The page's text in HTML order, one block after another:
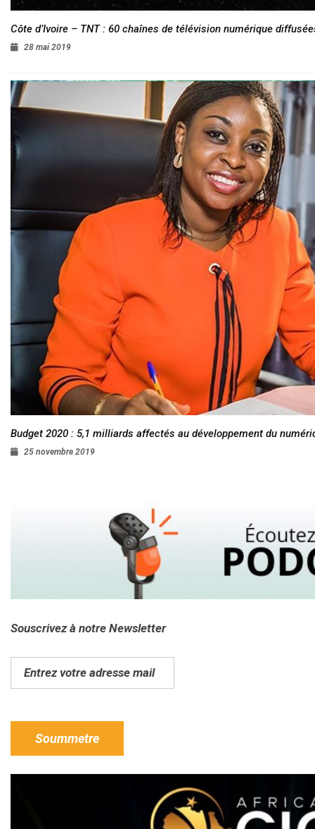
Côte d’Ivoire – TNT : 60 chaînes de télévision numérique
28 mai 2019
Budget 2020 : 5,1 milliards affectés au développement du
25 novembre 2019
Souscrivez à notre Newsletter